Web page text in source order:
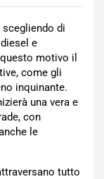
scegliendo di
e
motivo il
come gli
inquinante.
una vera e
con
le
tutto